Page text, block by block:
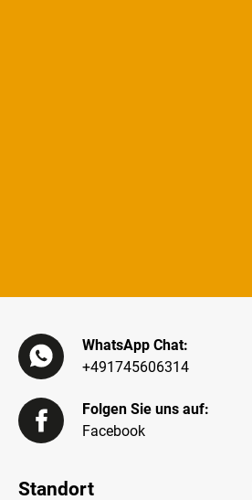
WhatsApp Chat:
+491745606314
Folgen Sie uns auf:
Facebook
Standort